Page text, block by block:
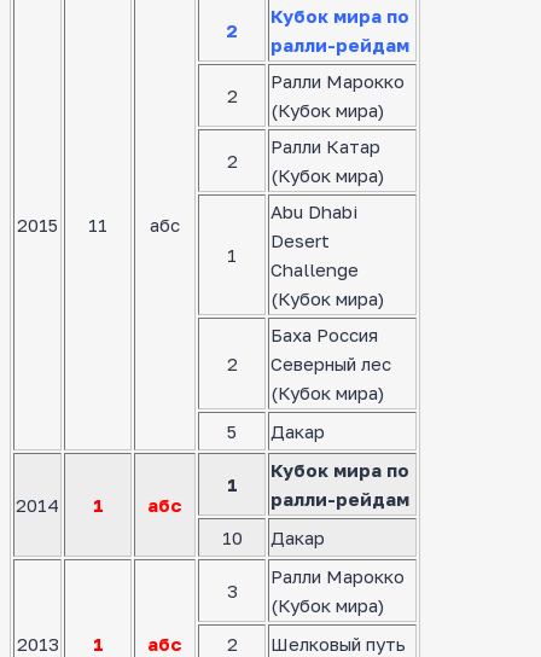
2015 11 абс
2
Кубок мира по
ралли-рейдам
2
Ралли Марокко
(Кубок мира)
2
Ралли Катар
(Кубок мира)
1
Abu Dhabi
Desert
Challenge
(Кубок мира)
2
Баха Россия
Северный лес
(Кубок мира)
5
Дакар
2014 1 абс
1
Кубок мира по
ралли-рейдам
10
Дакар
2013 1 абс
3
Ралли Марокко
(Кубок мира)
2
Шелковый путь